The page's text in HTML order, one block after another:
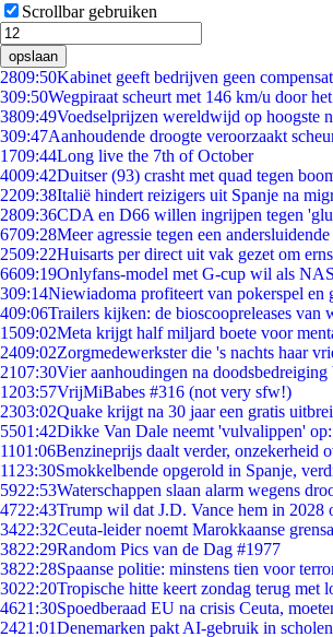
Scrollbar gebruiken
opslaan
2809:50Kabinet geeft bedrijven geen
309:50Wegpiraat scheurt met 146 km/u door
3809:49Voedselprijzen wereldwijd op hoogste
309:47Aanhoudende droogte veroorzaakt
1709:44Long live the 7th of October
4009:42Duitser (93) crasht met quad tegen
2209:38Italië hindert reizigers uit Spanje na
2809:36CDA en D66 willen ingrijpen tegen
6709:28Meer agressie tegen een
2509:22Huisarts per direct uit vak gezet om
6609:19Onlyfans-model met G-cup wil als
309:14Niewiadoma profiteert van pokerspel en
409:06Trailers kijken: de bioscoopreleases van
1509:02Meta krijgt half miljard boete voor
2409:02Zorgmedewerkster die 's nachts haar
2107:30Vier aanhoudingen na
1203:57VrijMiBabes #316 (not very sfw!)
2303:02Quake krijgt na 30 jaar een gratis
5501:42Dikke Van Dale neemt 'vulvalippen'
1101:06Benzineprijs daalt verder, onzekerheid
11 23:30Smokkelbende opgerold in Spanje,
5922:53Waterschappen slaan alarm wegens
4722:43Trump wil dat J.D. Vance hem in 2028
3422:32Ceuta-leider noemt Marokkaanse
3822:29Random Pics van de Dag #1977
3822:28Spaanse politie: minstens tien voor
3022:20Tropische hitte keert zondag terug met
4621:30Spoedberaad EU na crisis Ceuta,
2421:01Denemarken pakt AI-gebruik in